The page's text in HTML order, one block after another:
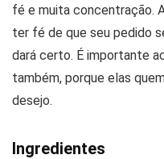
fé e muita concentração.
ter fé de que seu pedido
dará certo. É importante
também, porque elas
desejo.
Ingredientes